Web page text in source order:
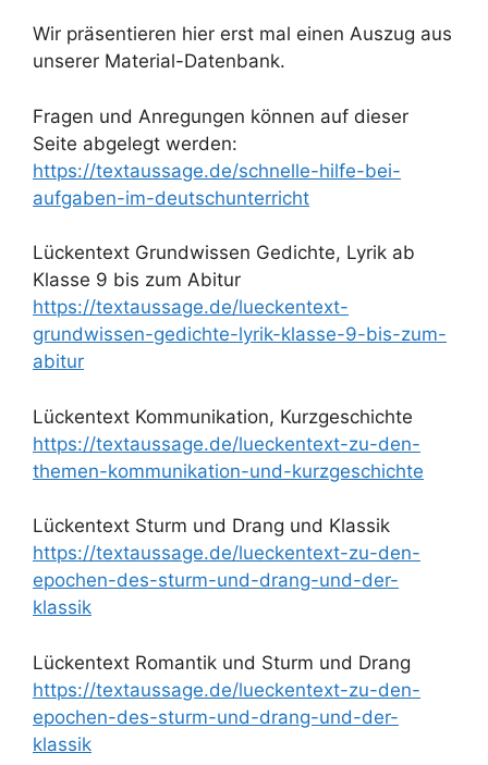
Wir präsentieren hier erst mal einen Auszug aus
unserer Material-Datenbank.
Fragen und Anregungen können auf dieser
Seite abgelegt werden:
https://textaussage.de/schnelle-hilfe-bei-
aufgaben-im-deutschunterricht
Lückentext Grundwissen Gedichte, Lyrik ab
Klasse 9 bis zum Abitur
https://textaussage.de/lueckentext-
grundwissen-gedichte-lyrik-klasse-9-bis-zum-
abitur
Lückentext Kommunikation, Kurzgeschichte
https://textaussage.de/lueckentext-zu-den-
themen-kommunikation-und-kurzgeschichte
Lückentext Sturm und Drang und Klassik
https://textaussage.de/lueckentext-zu-den-
epochen-des-sturm-und-drang-und-der-
klassik
Lückentext Romantik und Sturm und Drang
https://textaussage.de/lueckentext-zu-den-
epochen-des-sturm-und-drang-und-der-
klassik